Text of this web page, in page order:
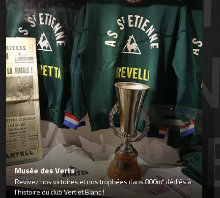
Musée des Verts
Revivez nos victoires et nos trophées dans 800m² dédiés à
l’histoire du club Vert et Blanc !